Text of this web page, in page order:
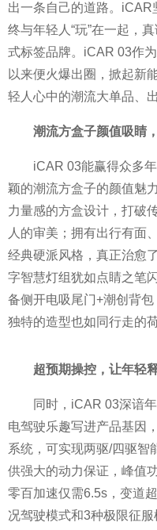
出一条自己的道路。iCAR
终与年轻人“玩”在一起，
式标签品牌。iCAR 03作
以来便火爆出圈，掀起新
轻人心中的潮流大单品、
潮流方盒子颜值吸睛
iCAR 03能赢得众多
颖的潮流方盒子的颜值魅
力量感的方盒设计，打破
人的审美；拥有出行有面
经典硬派风格，真正治愈
字智慧灯组犹如点睛之笔
备侧开电吸尾门+潮创背
独特的造型也如同行走的
超预期操控，让年轻
同时，iCAR 03深谙
电驾驶乐趣写进产品基因
系统，可实现两驱/四驱智
供强大的动力保证，峰值
零百加速仅需6.5s，变道
况驾驶模式和3种极限征